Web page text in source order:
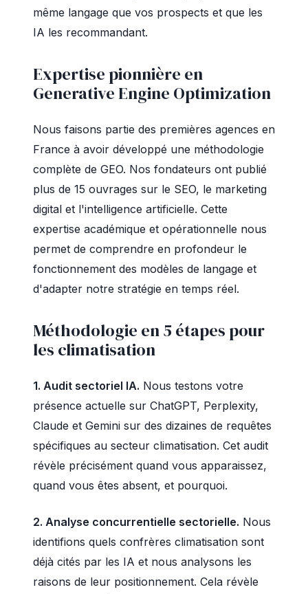
même langage que vos prospects et que les
IA les recommandant.
Expertise pionnière en
Generative Engine Optimization
Nous faisons partie des premières agences en
France à avoir développé une méthodologie
complète de GEO. Nos fondateurs ont publié
plus de 15 ouvrages sur le SEO, le marketing
digital et l'intelligence artificielle. Cette
expertise académique et opérationnelle nous
permet de comprendre en profondeur le
fonctionnement des modèles de langage et
d'adapter notre stratégie en temps réel.
Méthodologie en 5 étapes pour
les climatisation
1. Audit sectoriel IA. Nous testons votre
présence actuelle sur ChatGPT, Perplexity,
Claude et Gemini sur des dizaines de requêtes
spécifiques au secteur climatisation. Cet audit
révèle précisément quand vous apparaissez,
quand vous êtes absent, et pourquoi.
2. Analyse concurrentielle sectorielle. Nous
identifions quels confrères climatisation sont
déjà cités par les IA et nous analysons les
raisons de leur positionnement. Cela révèle